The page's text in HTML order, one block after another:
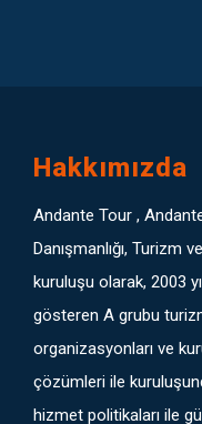
Hakkımızda
Andante Tour ,
Danışmanlığı, Turizm
kuruluşu olarak, 2003
gösteren A grubu
organizasyonları ve
çözümleri ile
hizmet politikaları ile